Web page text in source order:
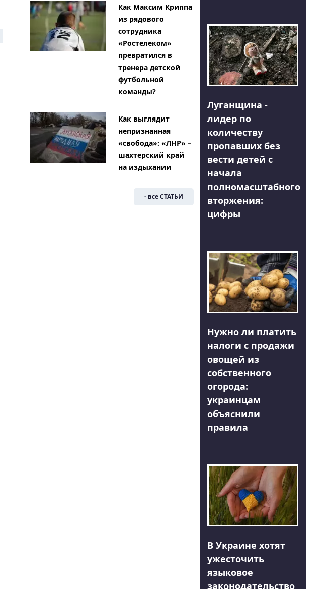
Как Максим Криппа
из рядового
сотрудника
«Ростелеком»
превратился в
тренера детской
футбольной
команды?
Как выглядит
непризнанная
«свобода»: «ЛНР» –
шахтерский край
на издыхании
- все СТАТЬИ
Луганщина -
лидер по
количеству
пропавших без
вести детей с
начала
полномасштабного
вторжения:
цифры
Нужно ли платить
налоги с продажи
овощей из
собственного
огорода:
украинцам
объяснили
правила
В Украине хотят
ужесточить
языковое
законодательство